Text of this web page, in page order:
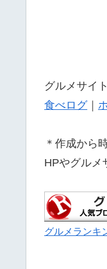
グルメサイト
食べログ｜
＊作成から
HPやグルメ
グルメランキ